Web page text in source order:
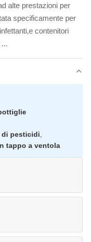
alte prestazioni per
specificamente per
contenitori
di pesticidi
tappo a ventola